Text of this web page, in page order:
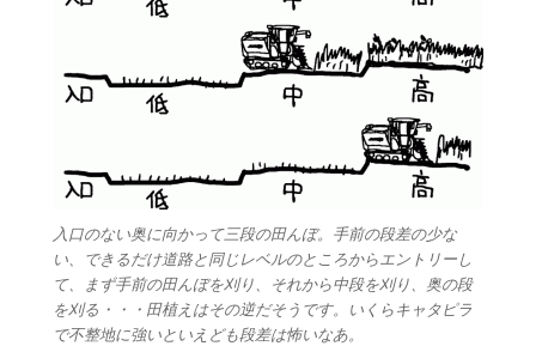
入口のない奥に向かって三段の田んぼ。手前の段差の少な
い、できるだけ道路と同じレベルのところからエントリーし
て、まず手前の田んぼを刈り、それから中段を刈り、奥の段
を刈る・・・田植えはその逆だそうです。いくらキャタピラ
で不整地に強いといえども段差は怖いなあ。